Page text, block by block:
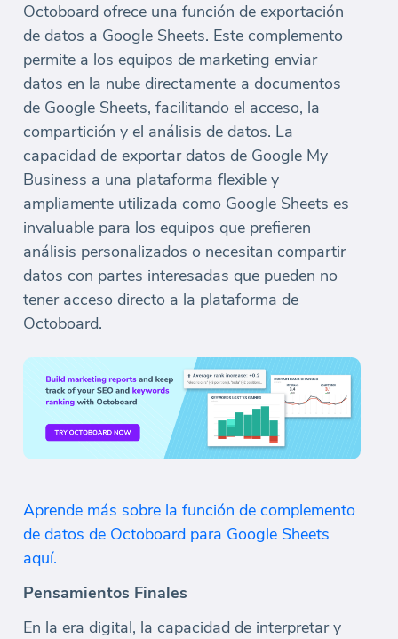
Octoboard ofrece una función de exportación
de datos a Google Sheets. Este complemento
permite a los equipos de marketing enviar
datos en la nube directamente a documentos
de Google Sheets, facilitando el acceso, la
compartición y el análisis de datos. La
capacidad de exportar datos de Google My
Business a una plataforma flexible y
ampliamente utilizada como Google Sheets es
invaluable para los equipos que prefieren
análisis personalizados o necesitan compartir
datos con partes interesadas que pueden no
tener acceso directo a la plataforma de
Octoboard.
Aprende más sobre la función de complemento
de datos de Octoboard para Google Sheets
aquí.
Pensamientos Finales
En la era digital, la capacidad de interpretar y